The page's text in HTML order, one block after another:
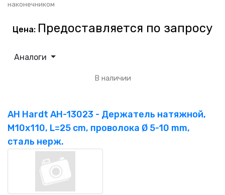
наконечником
Цена: Предоставляется по запросу
Аналоги
В наличии
AH Hardt AH-13023 - Держатель натяжной,
M10x110, L=25 cm, проволока Ø 5-10 mm,
сталь нерж.